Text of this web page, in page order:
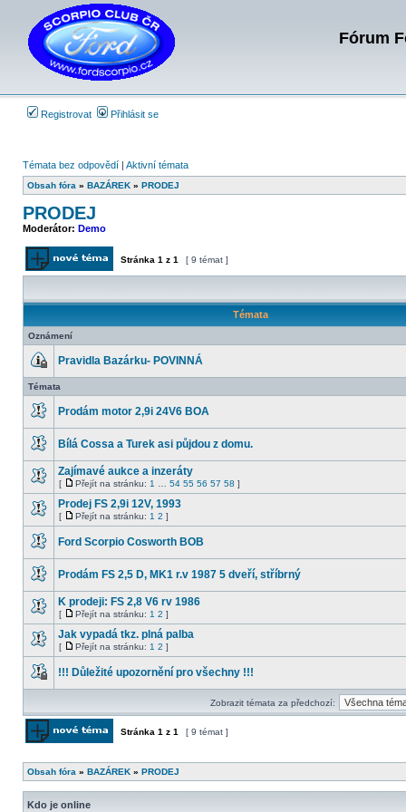
Fórum
Registrovat Přihlásit se
Témata bez odpovědí | Aktivní témata
Obsah fóra » BAZÁREK » PRODEJ
PRODEJ
Moderátor: Demo
Odeslat nové téma
Stránka 1 z 1 [ 9 témat ]
Témata
Oznámení
téma
je
Nemůžete
příspěvky
odpovídat
starší.
Pravidla Bazárku- POVINNÁ
Témata
příspěvky
Prodám motor 2,9i 24V6 BOA
nové
příspěvky
Bílá Cossa a Turek asi půjdou z domu.
Žádné
nové
příspěvky
Zajímavé aukce a inzeráty
[
Přejít
na
stránku
Přejít na stránku: 1 54 55 56 57 58 ]
Žádné
příspěvky
Prodej FS 2,9i 12V, 1993
[
Přejít
stránku
Přejít na stránku: 1 2 ]
příspěvky
Ford Scorpio Cosworth BOB
nové
příspěvky
Prodám FS 2,5 D, MK1 r.v 1987 5 dveří, stříbrný
Žádné
nové
příspěvky
K prodeji: FS 2,8 V6 rv 1986
[
Přejít
na
stránku
Přejít na stránku: 1 2 ]
Žádné
příspěvky
Jak vypadá tkz. plná palba
[
Přejít
na
stránku
Přejít na stránku: 1 2 ]
zamknuté.
Nemůžete
posílat
nové
ani
odpovídat
na
starší.
!!! Důležité upozornění pro všechny !!!
Zobrazit témata za předchozí:
Stránka 1 z 1 [ 9 témat ]
Obsah fóra » BAZÁREK » PRODEJ
Kdo je online